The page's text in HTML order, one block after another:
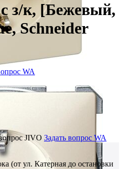
з/к, [Бежевый,
Schneider
WA
JIVO Задать вопрос WA
(от ул. Катерная до остановки